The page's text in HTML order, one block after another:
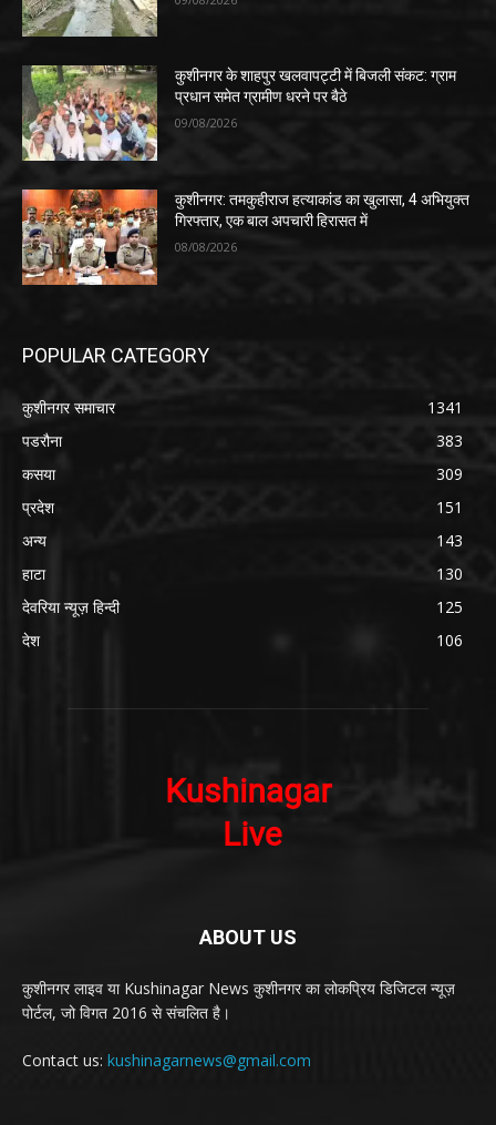
कुशीनगर के शाहपुर खलवापट्टी में बिजली संकट: ग्राम
प्रधान समेत ग्रामीण धरने पर बैठे
09/08/2026
कुशीनगर: तमकुहीराज हत्याकांड का खुलासा, 4 अभियुक्त
गिरफ्तार, एक बाल अपचारी हिरासत में
08/08/2026
POPULAR CATEGORY
कुशीनगर समाचार
1341
पडरौना
383
कसया
309
प्रदेश
151
अन्य
143
हाटा
130
देवरिया न्यूज़ हिन्दी
125
देश
106
ABOUT US
कुशीनगर लाइव या Kushinagar News कुशीनगर का लोकप्रिय डिजिटल न्यूज़
पोर्टल, जो विगत 2016 से संचलित है।
Contact us: kushinagarnews@gmail.com